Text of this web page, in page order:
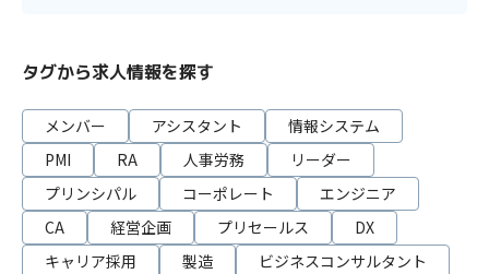
タグから求人情報を探す
メンバー アシスタント
情報システム
PMI
RA 人事労務
リーダー
プリンシパル
コーポレート
エンジニア
CA
経営企画 プリセールス
DX
キャリア採用
製造
ビジネスコンサルタント